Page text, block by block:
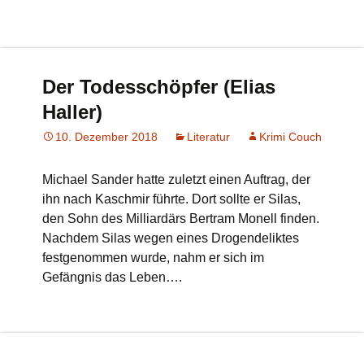
Der Todesschöpfer (Elias
Haller)
10. Dezember 2018 Literatur Krimi Couch
Michael Sander hatte zuletzt einen Auftrag, der
ihn nach Kaschmir führte. Dort sollte er Silas,
den Sohn des Milliardärs Bertram Monell finden.
Nachdem Silas wegen eines Drogendeliktes
festgenommen wurde, nahm er sich im
Gefängnis das Leben….